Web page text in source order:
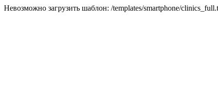
Невозможно загрузить шаблон: /templates/smartphone/